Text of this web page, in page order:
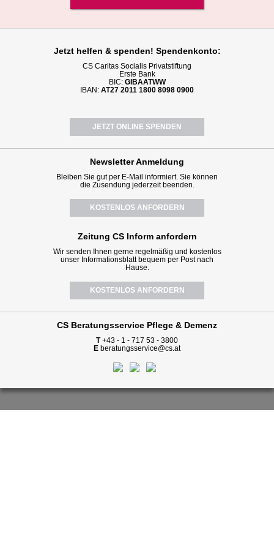
Jetzt helfen & spenden! Spendenkonto:
CS Caritas Socialis Privatstiftung
Erste Bank
BIC: GIBAATWW
IBAN: AT27 2011 1800 8098 0900
JETZT ONLINE SPENDEN
NewsletterAnmeldung
Bleiben Sie gut per E-Mail informiert. Sie können
die Zusendung jederzeit beenden.
KOSTENLOS ANFORDERN
Zeitung CS Inform anfordern
Wir senden Ihnen gerne regelmäßig und kostenlos
unser Informationsblatt bequem per Post nach
Hause.
KOSTENLOS ANFORDERN
CS Beratungsservice Pflege & Demenz
T+43 - 1 - 717 53 - 3800
E beratungsservice@cs.at